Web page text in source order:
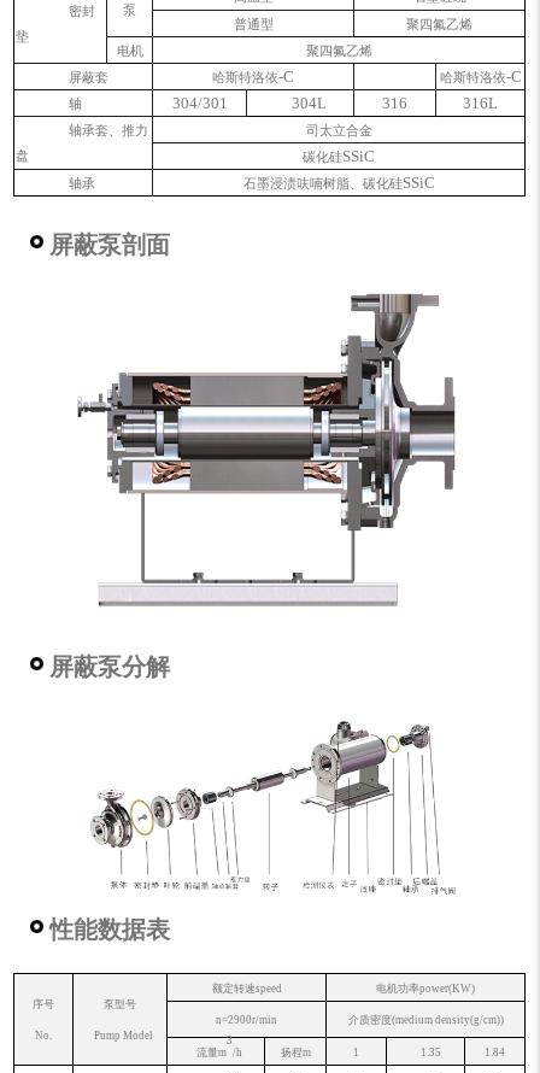
密封
垫
泵
普通型
聚四氟乙烯
电机
聚四氟乙烯
屏蔽套
哈斯特洛依-C 哈斯特洛依-C
轴 304/301 304L 316 316L
轴承套、推力
盘
司太立合金
碳化硅SSiC
轴承 石墨浸渍呋喃树脂、碳化硅SSiC
屏蔽泵剖面
屏蔽泵分解
性能数据表
序号
No.
泵型号
Pump Model
额定转速speed 电机功率power(KW)
n=2900r/min 介质密度(medium density(g/cm))
流量m
3
/h
扬程m 1 1.35 1.84